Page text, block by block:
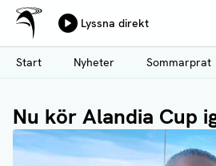
Hoppa
till
huvudinnehåll
Ålands Radio & TV
Lyssna direkt
Start
Nyheter Sommarprat
Nu kör Alandia Cup